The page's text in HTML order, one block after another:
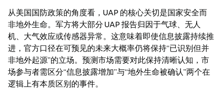
从美国国防政策的角度看，UAP 的核心关切是国家安全而
非地外生命。军方将大部分 UAP 报告归因于气球、无人
机、大气效应或传感器异常。这意味着即使信息披露持续推
进，官方口径在可预见的未来大概率仍将保持“已识别但并
非地外起源”的立场。预测市场需要对此保持清晰认知，市
场参与者需区分“信息披露增加”与“地外生命被确认”两个在
逻辑上有本质区别的事件。